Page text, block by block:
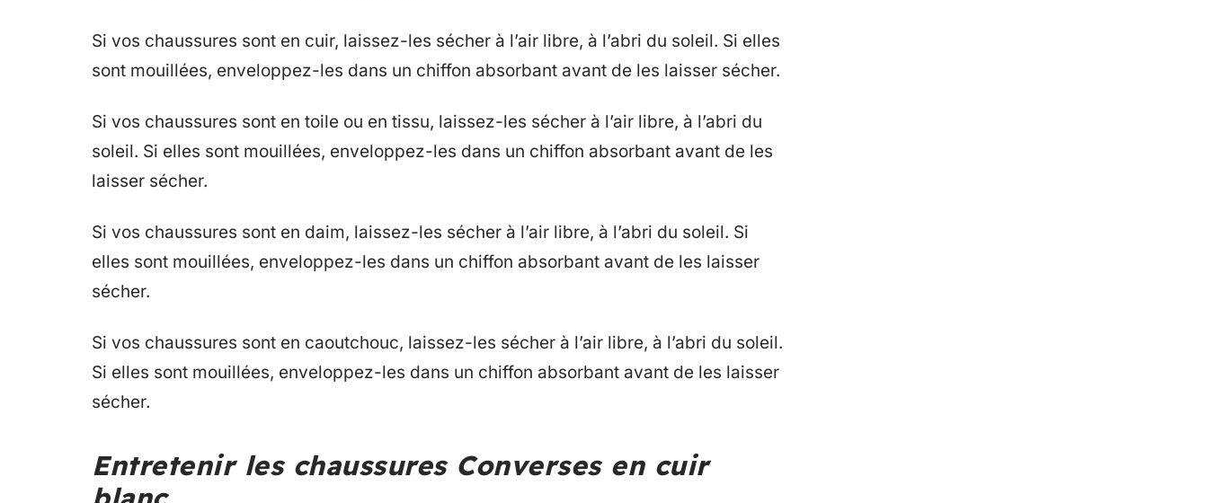
Si vos chaussures sont en cuir, laissez-les sécher à l’air libre, à l’abri du soleil. Si elles
sont mouillées, enveloppez-les dans un chiffon absorbant avant de les laisser sécher.
Si vos chaussures sont en toile ou en tissu, laissez-les sécher à l’air libre, à l’abri du
soleil. Si elles sont mouillées, enveloppez-les dans un chiffon absorbant avant de les
laisser sécher.
Si vos chaussures sont en daim, laissez-les sécher à l’air libre, à l’abri du soleil. Si
elles sont mouillées, enveloppez-les dans un chiffon absorbant avant de les laisser
sécher.
Si vos chaussures sont en caoutchouc, laissez-les sécher à l’air libre, à l’abri du soleil.
Si elles sont mouillées, enveloppez-les dans un chiffon absorbant avant de les laisser
sécher.
Entretenir les chaussures Converses en cuir